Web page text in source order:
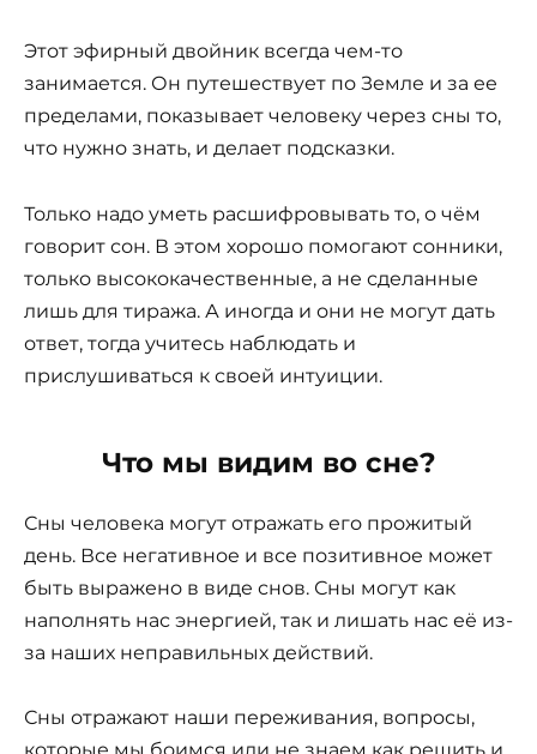
Этот эфирный двойник всегда чем-то
занимается. Он путешествует по Земле и за ее
пределами, показывает человеку через сны то,
что нужно знать, и делает подсказки.
Только надо уметь расшифровывать то, о чём
говорит сон. В этом хорошо помогают сонники,
только высококачественные, а не сделанные
лишь для тиража. А иногда и они не могут дать
ответ, тогда учитесь наблюдать и
прислушиваться к своей интуиции.
Что мы видим во сне?
Сны человека могут отражать его прожитый
день. Все негативное и все позитивное может
быть выражено в виде снов. Сны могут как
наполнять нас энергией, так и лишать нас её из-
за наших неправильных действий.
Сны отражают наши переживания, вопросы,